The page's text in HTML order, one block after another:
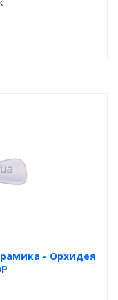
- Орхидея